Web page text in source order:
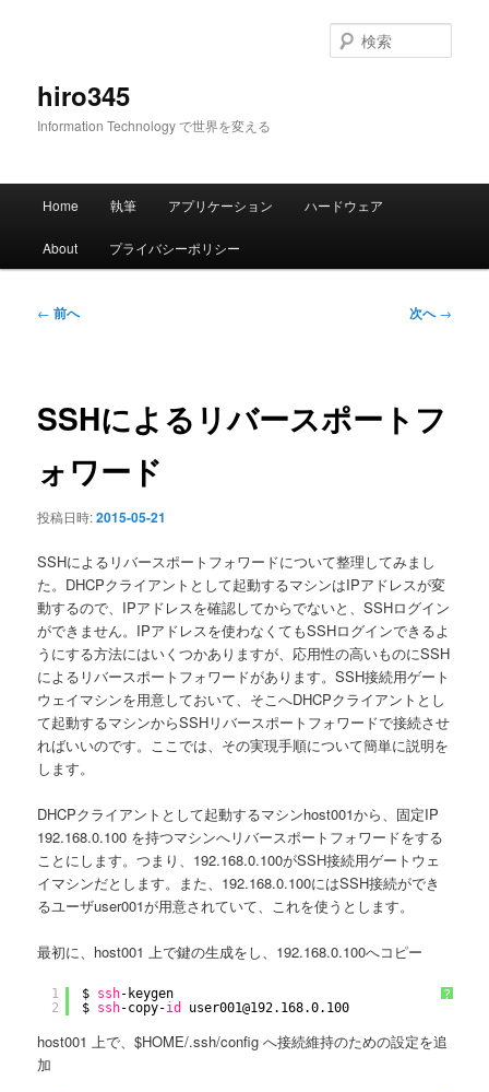
hiro345
Information Technology で世界を変える
索
メ
Home 執筆 アプリケーション ハードウェア
About プライバシーポリシー
投
ー
ョ
ン
← 前へ 次へ→
SSHによるリバースポートフ
ォワード
投稿日時:2015-05-21
SSHによるリバースポートフォワードについて整理してみまし
た。DHCPクライアントとして起動するマシンはIPアドレスが変
動するので、IPアドレスを確認してからでないと、SSHログイン
ができません。IPアドレスを使わなくてもSSHログインできるよ
うにする方法にはいくつかありますが、応用性の高いものにSSH
によるリバースポートフォワードがあります。SSH接続用ゲート
ウェイマシンを用意しておいて、そこへDHCPクライアントとし
て起動するマシンからSSHリバースポートフォワードで接続させ
ればいいのです。ここでは、その実現手順について簡単に説明を
します。
DHCPクライアントとして起動するマシンhost001から、固定IP
192.168.0.100 を持つマシンへリバースポートフォワードをする
ことにします。つまり、192.168.0.100がSSH接続用ゲートウェ
イマシンだとします。また、192.168.0.100にはSSH接続ができ
るユーザuser001が用意されていて、これを使うとします。
最初に、host001 上で鍵の生成をし、192.168.0.100へコピー
?
1
2
$ ssh-keygen
$ ssh-copy-id user001@192.168.0.100
host001 上で、$HOME/.ssh/config へ接続維持のための設定を追
加